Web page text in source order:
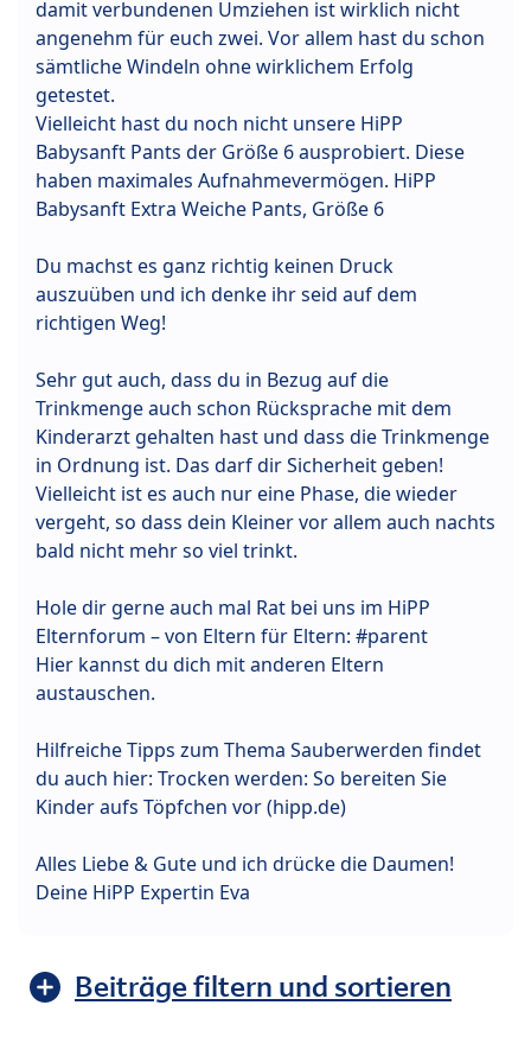
damit verbundenen Umziehen ist wirklich nicht
angenehm für euch zwei. Vor allem hast du schon
sämtliche Windeln ohne wirklichem Erfolg
getestet.
Vielleicht hast du noch nicht unsere HiPP
Babysanft Pants der Größe 6 ausprobiert. Diese
haben maximales Aufnahmevermögen. HiPP
Babysanft Extra Weiche Pants, Größe 6
Du machst es ganz richtig keinen Druck
auszuüben und ich denke ihr seid auf dem
richtigen Weg!
Sehr gut auch, dass du in Bezug auf die
Trinkmenge auch schon Rücksprache mit dem
Kinderarzt gehalten hast und dass die Trinkmenge
in Ordnung ist. Das darf dir Sicherheit geben!
Vielleicht ist es auch nur eine Phase, die wieder
vergeht, so dass dein Kleiner vor allem auch nachts
bald nicht mehr so viel trinkt.
Hole dir gerne auch mal Rat bei uns im HiPP
Elternforum – von Eltern für Eltern: #parent
Hier kannst du dich mit anderen Eltern
austauschen.
Hilfreiche Tipps zum Thema Sauberwerden findet
du auch hier: ⁣Trocken werden: So bereiten Sie
Kinder aufs Töpfchen vor (hipp.de)
Alles Liebe & Gute und ich drücke die Daumen!
Deine HiPP Expertin Eva
Beiträge filtern und sortieren